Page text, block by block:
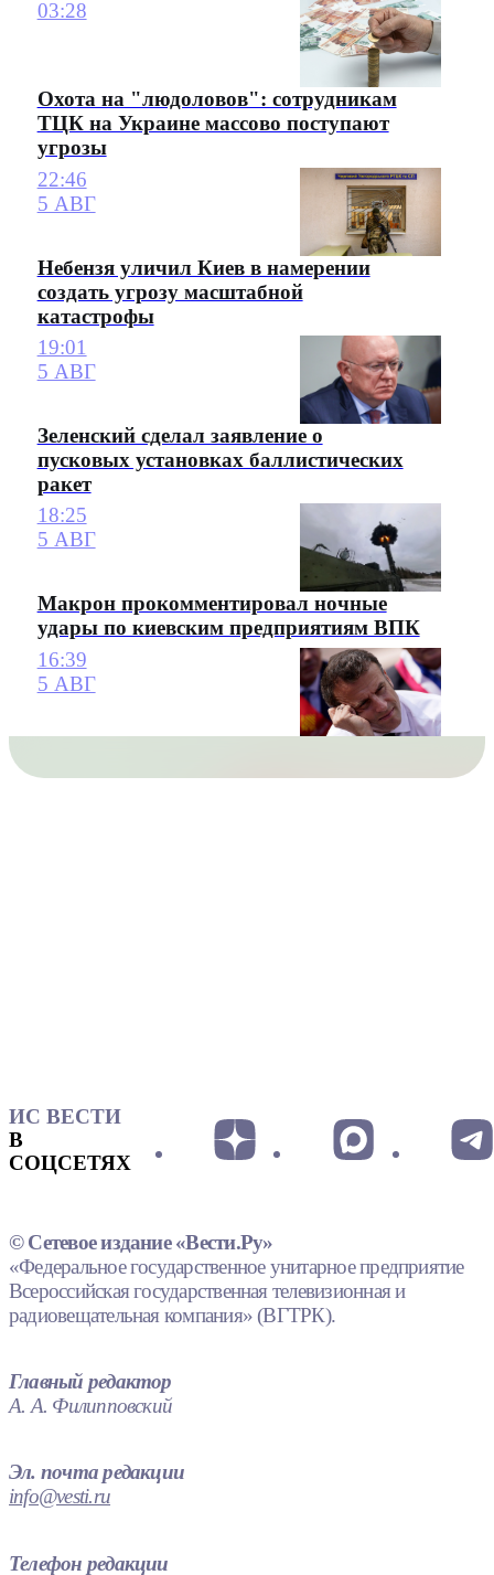
03:28
Охота на "людоловов": сотрудникам
ТЦК на Украине массово поступают
угрозы
22:46
5 АВГ
Небензя уличил Киев в намерении
создать угрозу масштабной
катастрофы
19:01
5 АВГ
Зеленский сделал заявление о
пусковых установках баллистических
ракет
18:25
5 АВГ
Макрон прокомментировал ночные
удары по киевским предприятиям ВПК
16:39
5 АВГ
ИС ВЕСТИ
В
СОЦСЕТЯХ
© Сетевое издание «Вести.Ру»
«Федеральное государственное унитарное предприятие
Всероссийская государственная телевизионная и
радиовещательная компания» (ВГТРК).
Главный редактор
А. А. Филипповский
Эл. почта редакции
info@vesti.ru
Телефон редакции